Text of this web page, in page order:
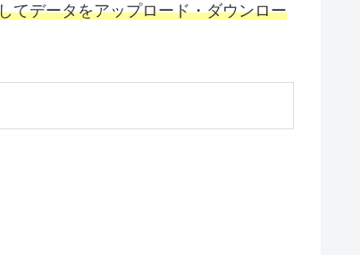
てデータをアップロード・ダウンロー